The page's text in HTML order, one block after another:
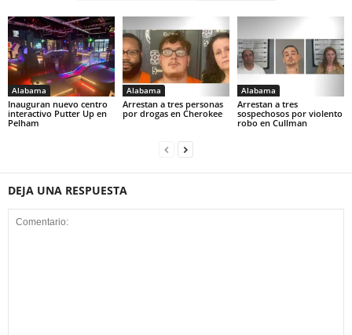
Alabama
Inauguran nuevo centro
interactivo Putter Up en
Pelham
Alabama
Arrestan a tres personas
por drogas en Cherokee
Alabama
Arrestan a tres
sospechosos por violento
robo en Cullman
DEJA UNA RESPUESTA